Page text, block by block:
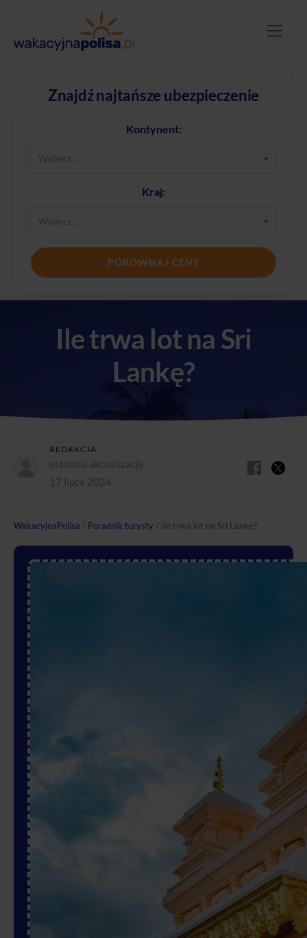
Znajdź najtańsze ubezpieczenie
Kontynent:
Kraj:
PORÓWNAJ CENY
Ile trwa lot na Sri
Lankę?
REDAKCJA
ostatnia aktualizacja:
17 lipca 2024
WakacyjnaPolisa / Poradnik turysty / Ile trwa lot na Sri Lankę?